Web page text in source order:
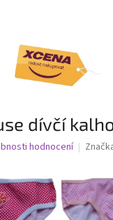
dívčí
hodnocení